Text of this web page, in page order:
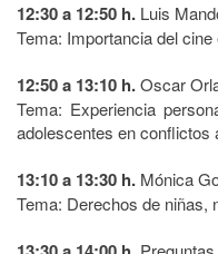
12:30 a 12:50 h. Luis
Tema: Importancia del
12:50 a 13:10 h.Oscar
Tema: Experiencia
adolescentes en conflictos
13:10 a 13:30 h. Mónica
Tema: Derechos de niñas,